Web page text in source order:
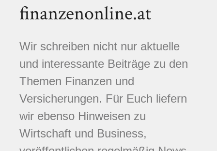
finanzenonline.at
Wir schreiben nicht nur aktuelle
und interessante Beiträge zu den
Themen Finanzen und
Versicherungen. Für Euch liefern
wir ebenso Hinweisen zu
Wirtschaft und Business,